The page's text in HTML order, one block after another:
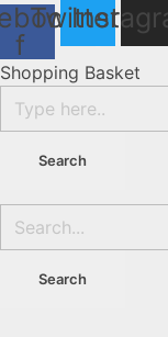
f
Twitter
Shopping Basket